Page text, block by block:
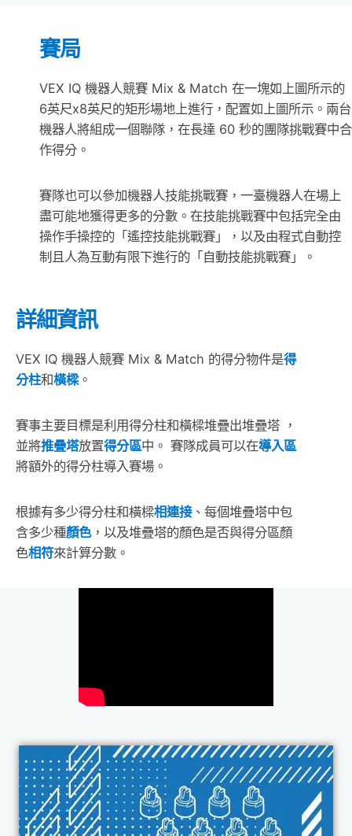
賽局
VEX IQ 機器人競賽 Mix & Match 在一塊如上圖所示的
6英尺x8英尺的矩形場地上進行，配置如上圖所示。兩台
機器人將組成一個聯隊，在長達 60 秒的團隊挑戰賽中合
作得分。
賽隊也可以參加機器人技能挑戰賽，一臺機器人在場上
盡可能地獲得更多的分數。在技能挑戰賽中包括完全由
操作手操控的「遙控技能挑戰賽」，以及由程式自動控
制且人為互動有限下進行的「自動技能挑戰賽」。
詳細資訊
VEX IQ 機器人競賽 Mix & Match 的得分物件是得
分柱和橫樑。
賽事主要目標是利用得分柱和橫樑堆疊出堆疊塔 ，
並將推疊塔放置得分區中。 賽隊成員可以在導入區
將額外的得分柱導入賽場。
根據有多少得分柱和橫樑相連接、每個堆疊塔中包
含多少種顏色，以及堆疊塔的顏色是否與得分區顏
色相符來計算分數。